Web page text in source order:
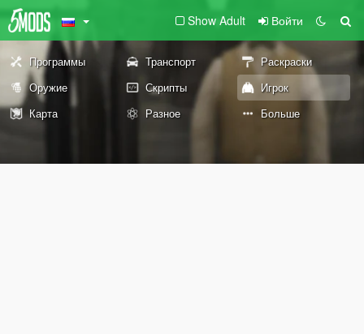
Show Adult Войти
Программы Транспорт
Раскраски
Оружие
Скрипты
Игрок
Карта
Разное Больше